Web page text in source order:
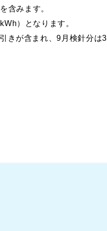
含みます。
）となります。
きが含まれ、9月検針分は